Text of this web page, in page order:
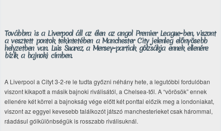
Továbbra is a Liverpool áll az élen az angol Premier League-ben, viszont
a vesztett pontok tekintetében a Manchester City jelenleg előnyösebb
helyzetben van. Luis Suarez, a Mersey-partiak gólzsákja ennek ellenére
bízik a bajnoki címben.
A Liverpool a Cityt 3-2-re le tudta győzni néhány hete, a legutóbbi fordulóban
viszont kikapott a másik bajnoki riválisától, a Chelsea-től. A “vörösök” ennek
ellenére két körrel a bajnokság vége előtt két ponttal előzik meg a londoniakat,
viszont az eggyel kevesebb találkozót játszó manchesterieket csak hárommal,
ráadásul gólkülönbségük is rosszabb riválisuknál.